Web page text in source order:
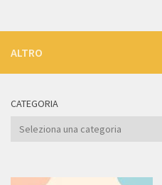
ALTRO
CATEGORIA
Categoria